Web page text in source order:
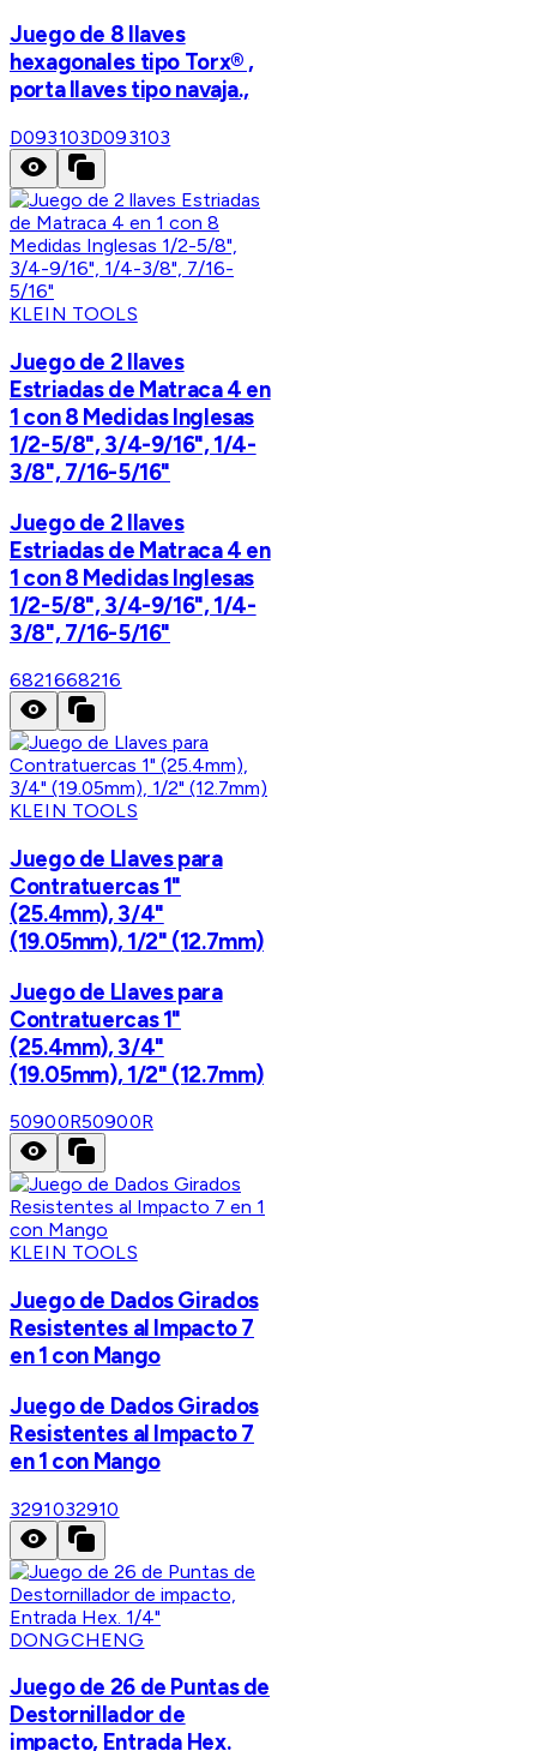
Juego de 8 llaves
hexagonales tipo Torx® ,
porta llaves tipo navaja.,
D093103D093103
KLEIN TOOLS
Juego de 2 llaves
Estriadas de Matraca 4 en
1 con 8 Medidas Inglesas
1/2-5/8", 3/4-9/16", 1/4-
3/8", 7/16-5/16"
Juego de 2 llaves
Estriadas de Matraca 4 en
1 con 8 Medidas Inglesas
1/2-5/8", 3/4-9/16", 1/4-
3/8", 7/16-5/16"
6821668216
KLEIN TOOLS
Juego de Llaves para
Contratuercas 1"
(25.4mm), 3/4"
(19.05mm), 1/2" (12.7mm)
Juego de Llaves para
Contratuercas 1"
(25.4mm), 3/4"
(19.05mm), 1/2" (12.7mm)
50900R50900R
KLEIN TOOLS
Juego de Dados Girados
Resistentes al Impacto 7
en 1 con Mango
Juego de Dados Girados
Resistentes al Impacto 7
en 1 con Mango
3291032910
DONGCHENG
Juego de 26 de Puntas de
Destornillador de
impacto, Entrada Hex.